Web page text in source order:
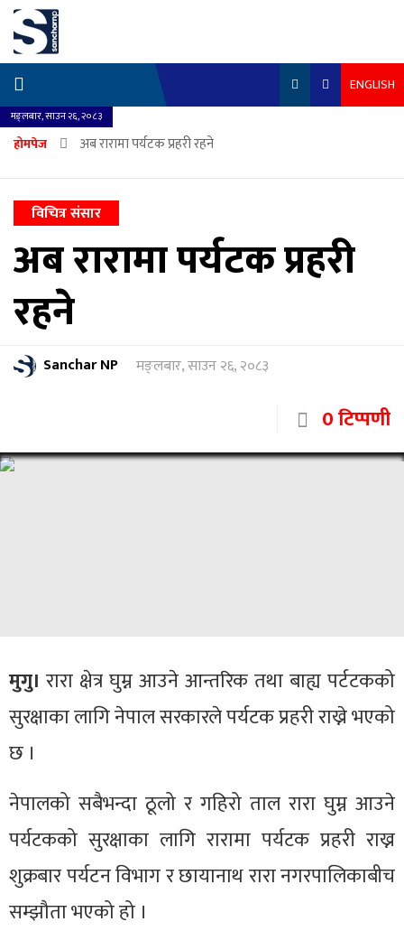
मङ्लबार, साउन २६, २०८३
ENGLISH
होमपेज अब रारामा पर्यटक प्रहरी रहने
विचित्र संसार
अब रारामा पर्यटक प्रहरी
रहने
Sanchar NP मङ्लबार, साउन २६, २०८३
0 टिप्पणी
मुगु। रारा क्षेत्र घुम्न आउने आन्तरिक तथा बाह्य पर्टटकको
सुरक्षाका लागि नेपाल सरकारले पर्यटक प्रहरी राख्ने भएको
छ ।
नेपालको सबैभन्दा ठूलो र गहिरो ताल रारा घुम्न आउने
पर्यटकको सुरक्षाका लागि रारामा पर्यटक प्रहरी राख्न
शुक्रबार पर्यटन विभाग र छायानाथ रारा नगरपालिकाबीच
सम्झौता भएको हो ।